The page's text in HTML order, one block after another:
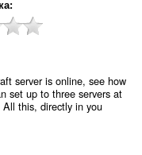
server is online, see how
set up to three servers at
this, directly in you